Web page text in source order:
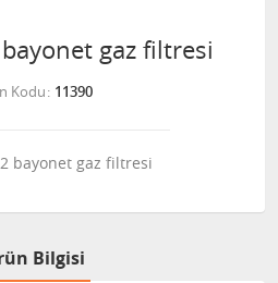
gaz filtresi
Kodu 11390
bayonet gaz filtresi
Bilgisi